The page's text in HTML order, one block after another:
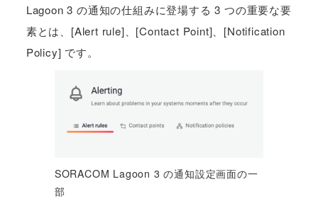
Lagoon 3 の通知の仕組みに登場する 3 つの重要な要
素とは、[Alert rule]、[Contact Point]、[Notification
Policy] です。
SORACOM Lagoon 3 の通知設定画面の一
部